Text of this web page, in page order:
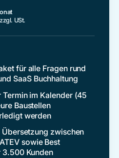
USt.
für alle Fragen rund
SaaS Buchhaltung
Termin im Kalender (45
Baustellen
werden
zwischen
sowie Best
3.500 Kunden